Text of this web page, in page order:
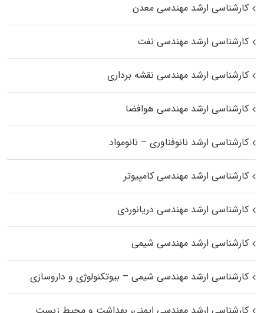
کارشناسی ارشد مهندسی معدن
کارشناسی ارشد مهندسی نفت
کارشناسی ارشد مهندسی نقشه برداری
کارشناسی ارشد مهندسی هوافضا
کارشناسی ارشد نانوفناوری – نانومواد
کارشناسی ارشد مهندسی کامپیوتر
کارشناسی ارشد مهندسی دریانوردی
کارشناسی ارشد مهندسی شیمی
کارشناسی ارشد مهندسی شیمی – بیوتکنولوژی و داروسازی